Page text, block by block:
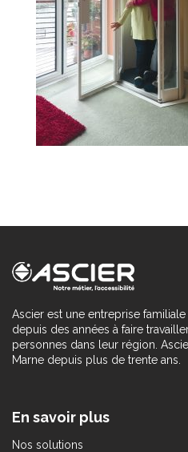
Ascier est une entreprise
depuis des années à faire
personnes dans leur région.
Marne depuis plus de trente ans.
En savoir plus
Nos solutions